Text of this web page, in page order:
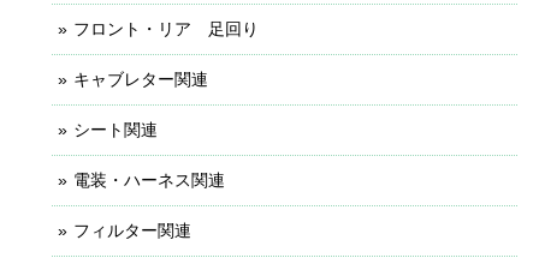
フロント・リア 足回り
キャブレター関連
シート関連
電装・ハーネス関連
フィルター関連